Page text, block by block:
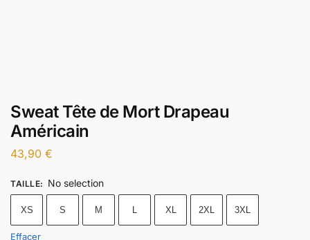
Sweat Tête de Mort Drapeau
Américain
43,90 €
TAILLE: No selection
XS S M L XL 2XL 3XL
Effacer